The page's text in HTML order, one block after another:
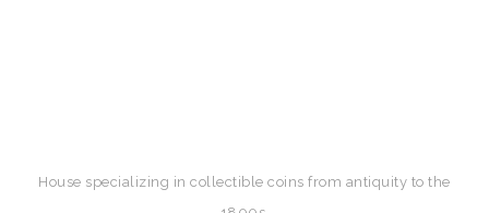
House specializing in collectible coins from antiquity to the